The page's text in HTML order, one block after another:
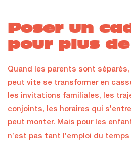
Poser un
pour plus
Quand les parents sont
peut vite se transformer en
les invitations familiales, les
conjoints, les horaires qui
peut monter. Mais pour les
n’est pas tant l’emploi du